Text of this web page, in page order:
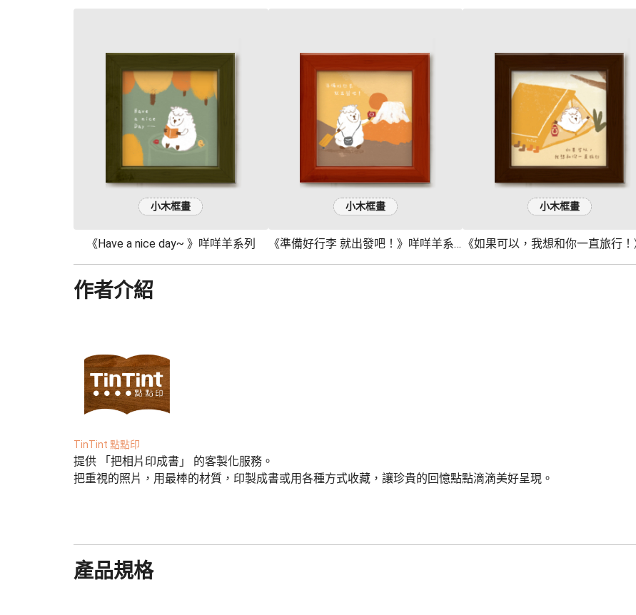
小木框畫
《Have a nice day~ 》咩咩羊系列
小木框畫
《準備好行李 就出發吧！》咩咩羊系列
小木框畫
作者介紹
TinTint 點點印
提供 「把相片印成書」 的客製化服務。
把重視的照片，用最棒的材質，印製成書或用各種方式收藏，讓珍貴的回憶點點滴滴美好呈現。
產品規格